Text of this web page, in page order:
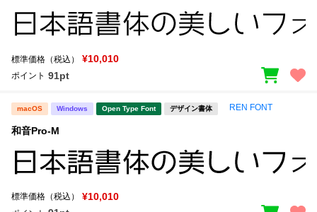
標準価格（税込） ¥10,010
ポイント 91pt
macOS Windows Open Type Font デザイン書体 REN FONT
和音Pro-M
標準価格（税込） ¥10,010